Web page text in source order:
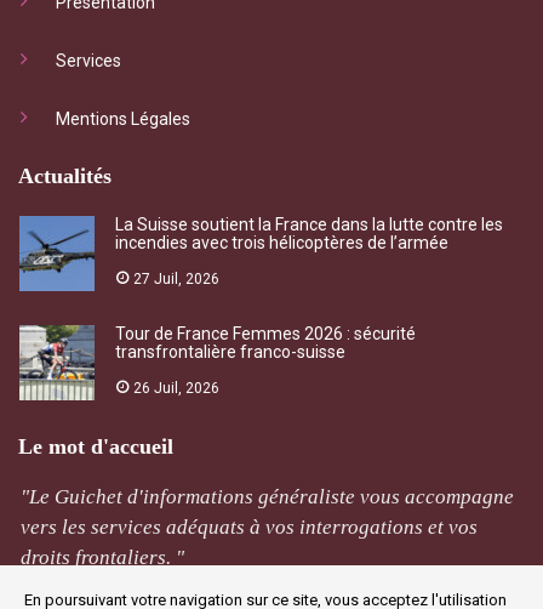
Services
Mentions Légales
Actualités
La Suisse soutient la France dans la lutte contre les
incendies avec trois hélicoptères de l’armée
27 Juil, 2026
Tour de France Femmes 2026 : sécurité
transfrontalière franco-suisse
26 Juil, 2026
Le mot d'accueil
"Le Guichet d'informations généraliste vous accompagne
vers les services adéquats à vos interrogations et vos
droits frontaliers. "
En poursuivant votre navigation sur ce site, vous acceptez l'utilisation